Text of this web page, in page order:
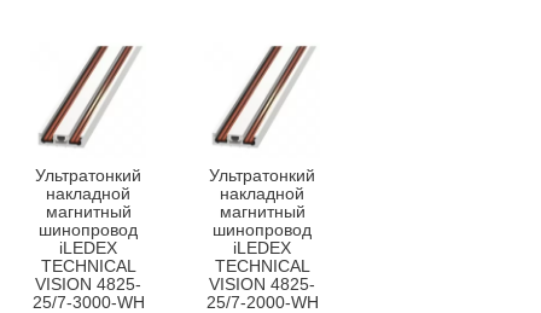
Ультратонкий
накладной
магнитный
шинопровод
iLEDEX
TECHNICAL
VISION 4825-
25/7-3000-WH
Ультратонкий
накладной
магнитный
шинопровод
iLEDEX
TECHNICAL
VISION 4825-
25/7-2000-WH